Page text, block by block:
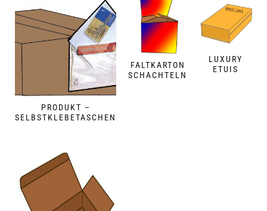
PRODUKT –
SELBSTKLEBETASCHEN
FALTKARTON
SCHACHTELN
LUXURY
ETUIS